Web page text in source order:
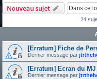
Nouveau sujet
24
[Erratum] Fiche de
Dernier message par
[Erratum] Ecran du MJ
Dernier message par